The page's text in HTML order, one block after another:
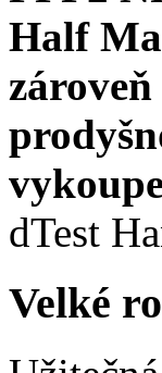
Half
dTest
Velké